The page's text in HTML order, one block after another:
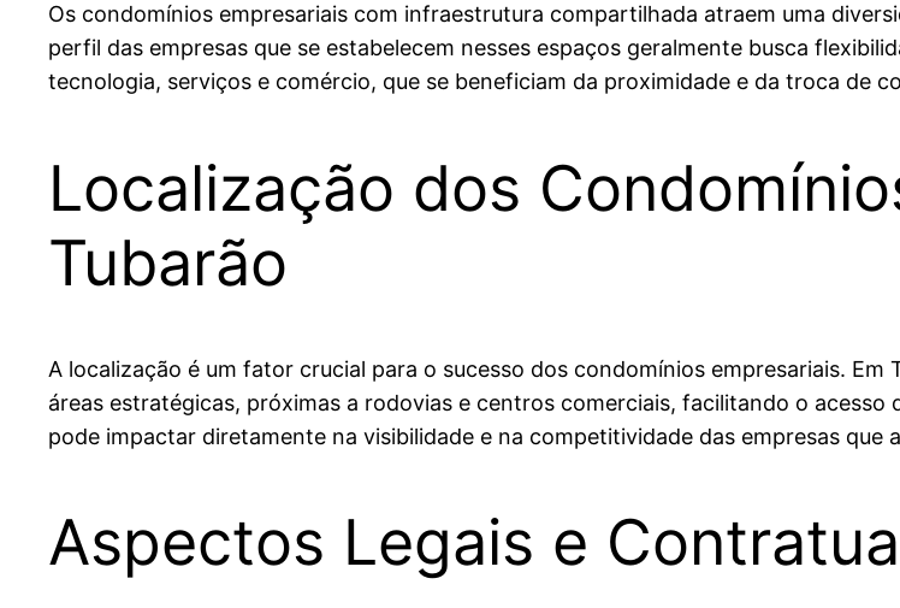
Os condomínios empresariais com infraestrutura compartilhada atraem uma
perfil das empresas que se estabelecem nesses espaços geralmente busca
tecnologia, serviços e comércio, que se beneficiam da proximidade e da troca de
Localização dos
Tubarão
A localização é um fator crucial para o sucesso dos condomínios empresariais.
áreas estratégicas, próximas a rodovias e centros comerciais, facilitando o
pode impactar diretamente na visibilidade e na competitividade das empresas que
Aspectos Legais e